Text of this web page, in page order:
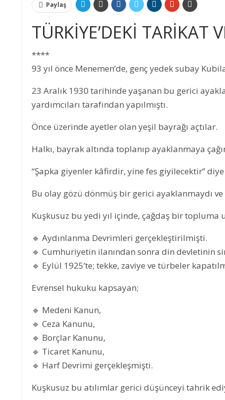
Paylaş
TÜRKİYE’DEKİ TARİKAT
****
93 yıl önce Menemen’de, genç yedek subay
23 Aralık 1930 tarihinde yaşanan bu gerici
yardımcıları tarafından yapılmıştı.
Önce üzerinde ayetler olan yeşil bayrağı açtılar.
Halkı, bayrak altında toplanıp ayaklanmaya
“Şapka giyenler kâfirdir, yine fes giyilecektir” diye
Bu olay gözü dönmüş bir gerici ayaklanmaydı
Kuşkusuz bu yedi yıl içinde, çağdaş bir topluma
🔹 Aydınlanma Devrimleri gerçekleştirilmişti.
🔹 Cumhuriyetin ilanından sonra din devletinin
🔹 Eylül 1925’te; tekke, zaviye ve türbeler
Evrensel hukuku kapsayan;
🔹 Medeni Kanun,
🔹 Ceza Kanunu,
🔹 Borçlar Kanunu,
🔹 Ticaret Kanunu,
🔹 Harf Devrimi gerçekleşmişti.
Kuşkusuz bu atılımlar gerici düşünceyi tahrik